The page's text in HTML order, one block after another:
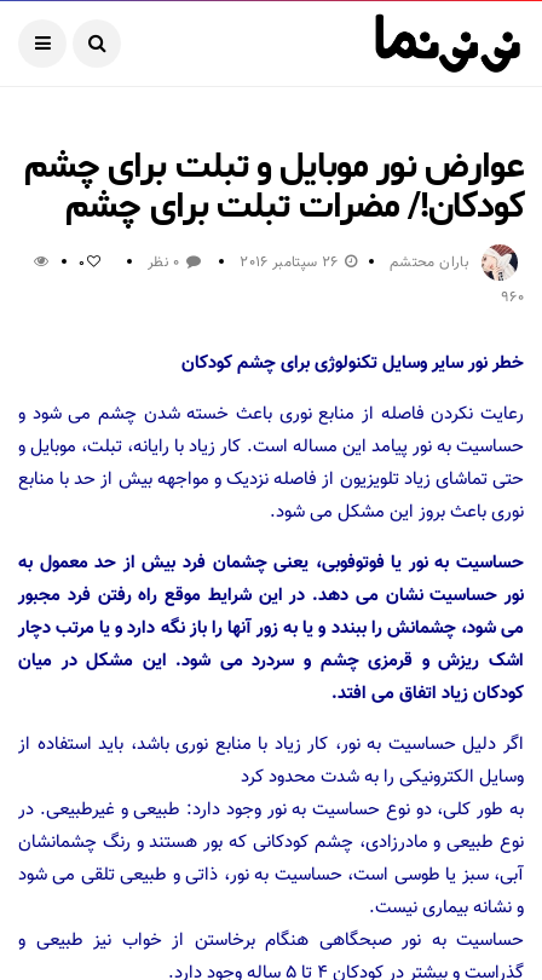
عوارض نور موبایل و تبلت برای چشم
کودکان!/ مضرات تبلت برای چشم
باران محتشم 26 سپتامبر 2016 0 نظر 0
960
خطر نور سایر وسایل تکنولوژی برای چشم کودکان
رعایت نکردن فاصله از منابع نوری باعث خسته شدن چشم می شود و
حساسیت به نور پیامد این مساله است. کار زیاد با رایانه، تبلت، موبایل و
حتی تماشای زیاد تلویزیون از فاصله نزدیک و مواجهه بیش از حد با منابع
نوری باعث بروز این مشکل می شود.
حساسیت به نور یا فوتوفوبی، یعنی چشمان فرد بیش از حد معمول به
نور حساسیت نشان می دهد. در این شرایط موقع راه رفتن فرد مجبور
می شود، چشمانش را ببندد و یا به زور آنها را باز نگه دارد و یا مرتب دچار
اشک ریزش و قرمزی چشم و سردرد می شود. این مشکل در میان
کودکان زیاد اتفاق می افتد.
اگر دلیل حساسیت به نور، کار زیاد با منابع نوری باشد، باید استفاده از
وسایل الکترونیکی را به شدت محدود کرد
به طور کلی، دو نوع حساسیت به نور وجود دارد: طبیعی و غیرطبیعی. در
نوع طبیعی و مادرزادی، چشم کودکانی که بور هستند و رنگ چشمانشان
آبی، سبز یا طوسی است، حساسیت به نور، ذاتی و طبیعی تلقی می شود
و نشانه بیماری نیست.
حساسیت به نور صبحگاهی هنگام برخاستن از خواب نیز طبیعی و
گذراست و بیشتر در کودکان ۴ تا ۵ ساله وجود دارد.